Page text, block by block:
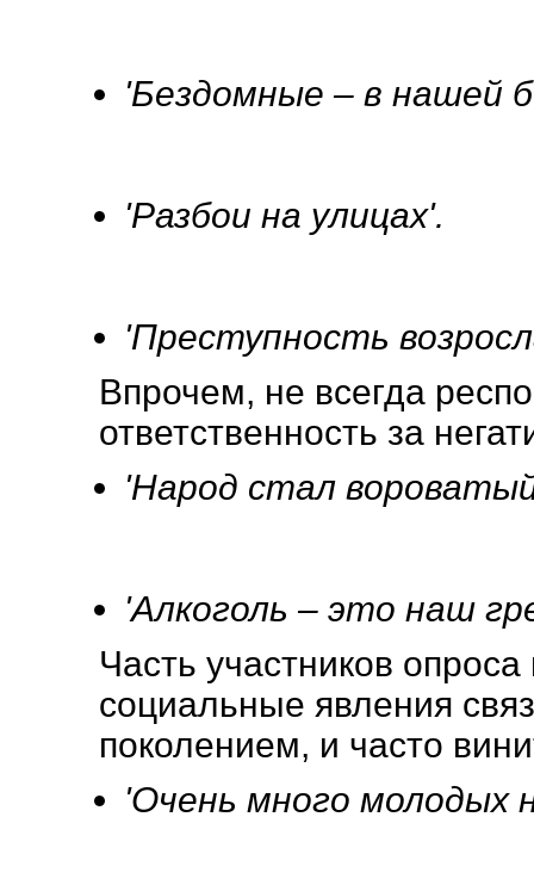
'Бездомные – в нашей
'Разбои на улицах'.
'Преступность
Впрочем, не всегда
ответственность за
'Народ стал
'Алкоголь – это наш
Часть участников
социальные явления
поколением, и часто
'Очень много молодых